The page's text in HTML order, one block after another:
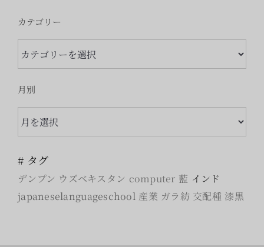
カテゴリー
カ
テ
ゴ
ー
月別
月
別
# タグ
デンプン ウズベキスタン computer 藍 インド
japaneselanguageschool 産業 ガラ紡 交配種 漆黒